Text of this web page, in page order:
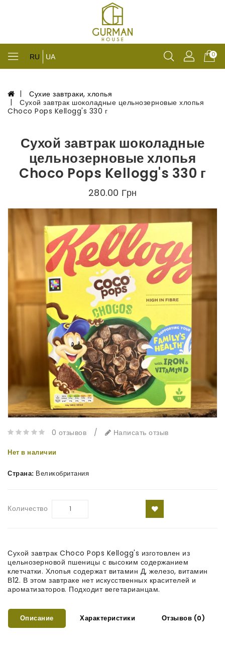
RU UA 0
Сухие завтраки, хлопья
Сухой завтрак шоколадные цельнозерновые хлопья
Choco Pops Kellogg's 330 г
Сухой завтрак шоколадные
цельнозерновые хлопья
Choco Pops Kellogg's 330 г
280.00 Грн
0 отзывов / Написать отзыв
Нет в наличии
Страна: Великобритания
Количество
Сухой завтрак Choco Pops Kellogg's изготовлен из
цельнозерновой пшеницы с высоким содержанием
клетчатки. Хлопья содержат витамин Д, железо, витамин
В12. В этом завтраке нет искусственных красителей и
ароматизаторов. Подходит вегетарианцам.
Описание Характеристики Отзывов (0)